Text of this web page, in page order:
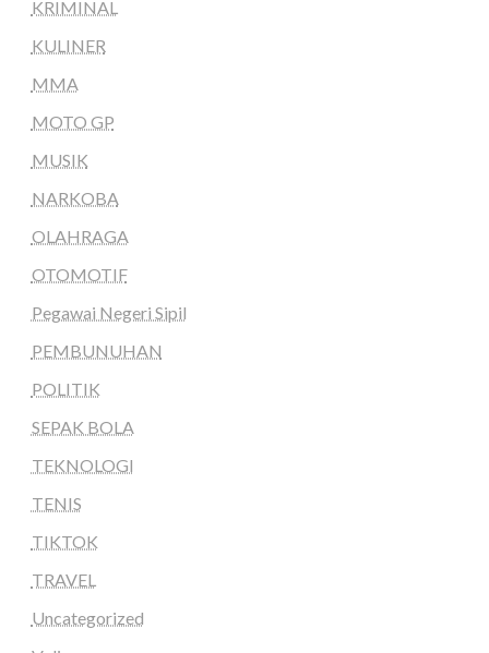
KRIMINAL
KULINER
MMA
MOTO GP
MUSIK
NARKOBA
OLAHRAGA
OTOMOTIF
Pegawai Negeri Sipil
PEMBUNUHAN
POLITIK
SEPAK BOLA
TEKNOLOGI
TENIS
TIKTOK
TRAVEL
Uncategorized